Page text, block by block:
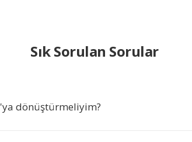
Sık Sorulan Sorular
dönüştürmeliyim?